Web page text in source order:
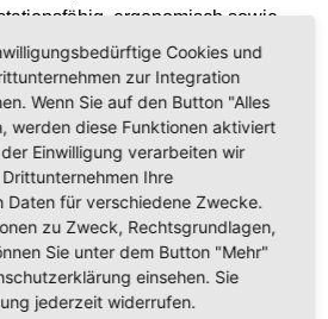
ergonomisch sowie
Münzeinwurf. Setzen Sie
und rücken Sie Ihre
Fokus – dank dem
großflächigen Türdesign mit
Cookies und
zur Integration
Wenn Sie auf den Button "Alles
werden diese Funktionen aktiviert
Einwilligung verarbeiten wir
Ihre
Daten für verschiedene Zwecke.
zu Zweck, Rechtsgrundlagen,
Sie unter dem Button "Mehr"
einsehen. Sie
jederzeit widerrufen.